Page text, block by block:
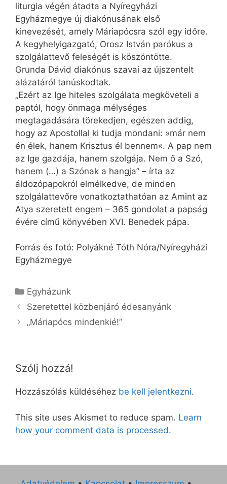
liturgia végén átadta a Nyíregyházi
Egyházmegye új diakónusának első
kinevezését, amely Máriapócsra szól egy időre.
A kegyhelyigazgató, Orosz István parókus a
szolgálattevő feleségét is köszöntötte.
Grunda Dávid diakónus szavai az újszentelt
alázatáról tanúskodtak.
„Ezért az Ige hiteles szolgálata megköveteli a
paptól, hogy önmaga mélységes
megtagadására törekedjen, egészen addig,
hogy az Apostollal ki tudja mondani: »már nem
én élek, hanem Krisztus él bennem«. A pap nem
az Ige gazdája, hanem szolgája. Nem ő a Szó,
hanem (…) a Szónak a hangja” – írta az
áldozópa­pokról elmélkedve, de minden
szolgálattevőre vonatkoztathatóan az Amint az
Atya szeretett engem – 365 gondolat a papság
évére című könyvében XVI. Benedek pápa.
Forrás és fotó: Polyákné Tóth Nóra/Nyíregyházi
Egyházmegye
Kategória
Egyházunk
Szeretettel közbenjáró édesanyánk
„Máriapócs mindenkié!”
Szólj hozzá!
Hozzászólás küldéséhez be kell jelentkezni.
This site uses Akismet to reduce spam. Learn
how your comment data is processed.